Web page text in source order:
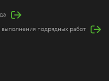
подрядных работ